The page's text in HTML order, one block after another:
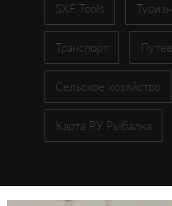
SXF Tools
Транспорт
Сельское хозяйство
Карта РУ Рыбалка